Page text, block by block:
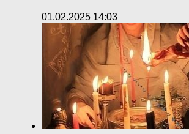
01.02.2025 14:03